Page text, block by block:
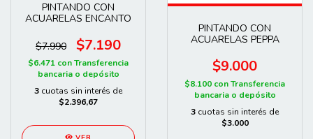
PINTANDO CON
ACUARELAS ENCANTO
$7.990 $7.190
$6.471 conTransferencia
bancaria o depósito
3 cuotas sin interés de
$2.396,67
PINTANDO CON
ACUARELAS PEPPA
$9.000
$8.100 conTransferencia
bancaria o depósito
3 cuotas sin interés de
$3.000